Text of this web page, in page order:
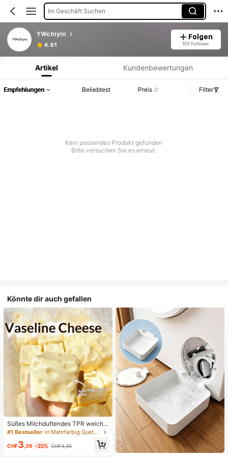
Im Geschäft Suchen
YWchiyin
4.91
Folgen
103 Follower
Produktinformation: Preisangabe, Verkaufs- und Lagerbestandsdetails.
Artikel Kundenbewertungen
Empfehlungen Beliebtest Preis Filter
Kein passendes Produkt gefunden
Bitte versuchen Sie es erneut.
Könnte dir auch gefallen
Süßes Milchduftendes TPR weiche
s quetschbares Dumpling-förmiges
Stressabbau-Spielzeug, 5cm niedli
ches lustiges Quetsch-Stressabbau
#1 Bestseller in Mehrfarbig Quetschspielzeug für Teenager
CHF3 ,36 -22% CHF4,35